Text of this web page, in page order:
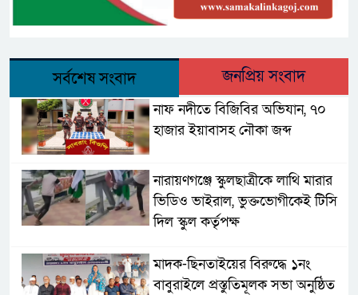
সর্বশেষ সংবাদ জনপ্রিয় সংবাদ
নাফ নদীতে বিজিবির অভিযান, ৭০
হাজার ইয়াবাসহ নৌকা জব্দ
নারায়ণগঞ্জে স্কুলছাত্রীকে লাথি মারার
ভিডিও ভাইরাল, ভুক্তভোগীকেই টিসি
দিল স্কুল কর্তৃপক্ষ
মাদক-ছিনতাইয়ের বিরুদ্ধে ১নং
বাবুরাইলে প্রস্তুতিমূলক সভা অনুষ্ঠিত